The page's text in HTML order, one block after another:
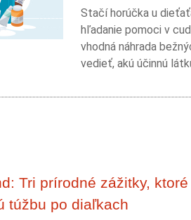
Stačí horúčka u
hľadanie pomoci v
vhodná náhrada
vedieť, akú účinnú
Tri prírodné zážitky, ktoré
túžbu po diaľkach